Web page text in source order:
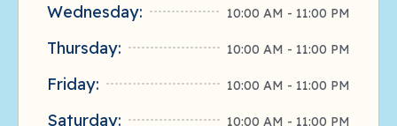
Wednesday: 10:00 AM - 11:00 PM
Thursday: 10:00 AM - 11:00 PM
Friday: 10:00 AM - 11:00 PM
Saturday: 10:00 AM - 11:00 PM